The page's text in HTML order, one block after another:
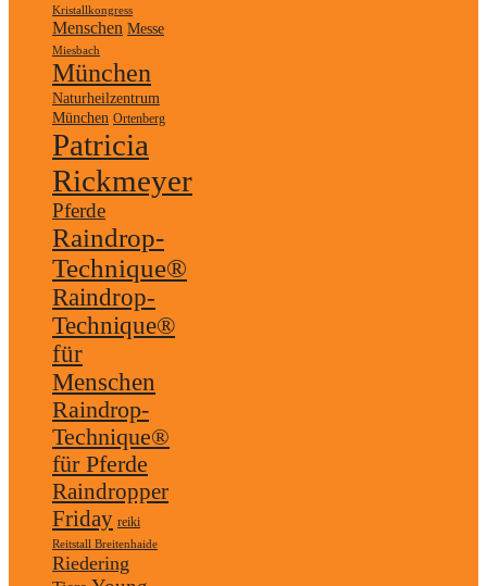
Kristallkongress
Menschen Messe
Miesbach
München
Naturheilzentrum
München Ortenberg
Patricia
Rickmeyer
Pferde
Raindrop-
Technique®
Raindrop-
Technique®
für
Menschen
Raindrop-
Technique®
für Pferde
Raindropper
Friday reiki
Reitstall Breitenhaide
Riedering